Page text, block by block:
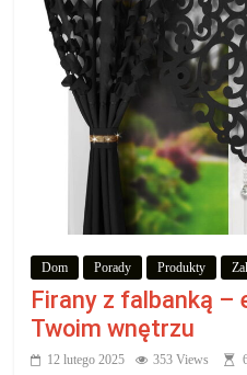
Dom Porady Produkty
Firany z falbanką –
Twoim wnętrzu
12 lutego 2025 353 Views